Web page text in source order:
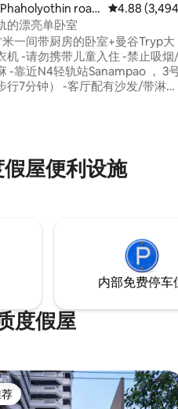
分），共 1,202 条评价
road
平均评分
4.88
的漂亮单卧室
一间带厨房的卧室+曼谷Tryp大
-禁止吸烟/
-靠近N4轻轨站Sanampao ， 3
-客厅配有沙发/带淋浴
取决于是否有空）
屋便利设施
内部免费停车
度假屋